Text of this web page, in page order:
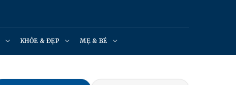
KHỎE & ĐẸP MẸ & BÉ